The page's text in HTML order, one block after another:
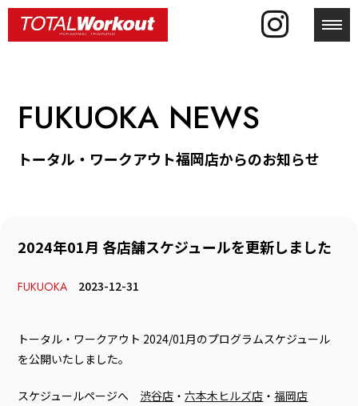
FUKUOKA NEWS
トータル・ワークアウト福岡店からのお知らせ
2024年01月 各店舗スケジュールを更新しました
FUKUOKA 2023-12-31
トータル・ワークアウト 2024/01月のプログラムスケジュール
を公開いたしました。
スケジュールページへ 渋谷店 ・六本木ヒルズ店 ・福岡店